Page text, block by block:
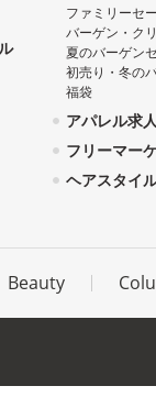
ファミリーセ
バーゲン・ク
夏のバーゲン
初売り・冬の
福袋
アパレル求
フリーマー
ヘアスタイ
Beauty